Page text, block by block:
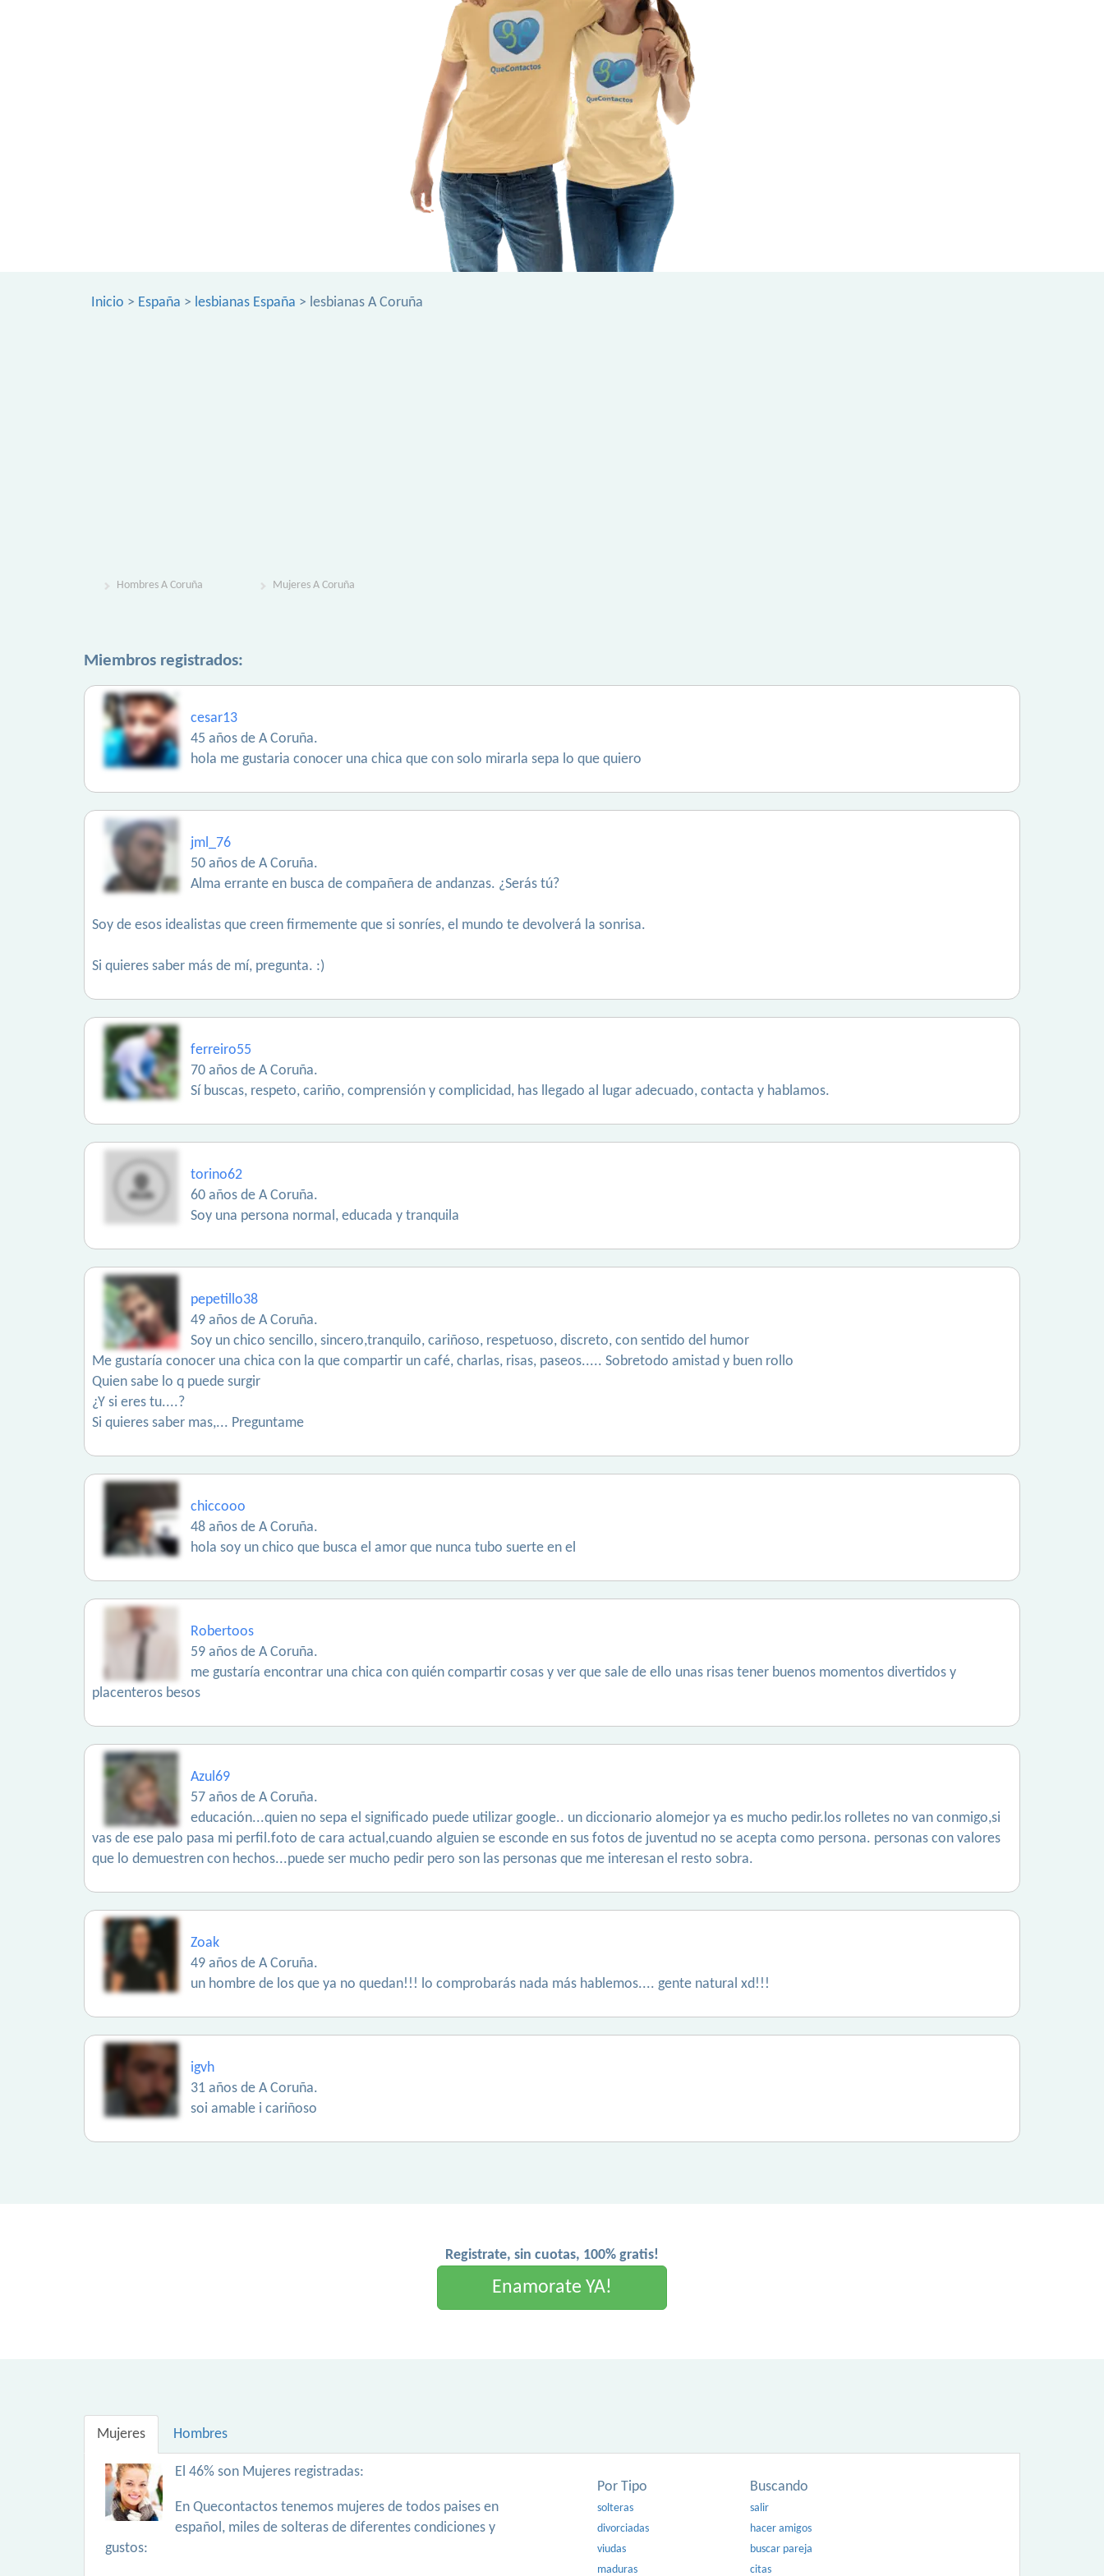
Inicio > España > lesbianas España > lesbianas A Coruña
Hombres A Coruña Mujeres A Coruña
Miembros registrados:
cesar13
45 años de A Coruña.
hola me gustaria conocer una chica que con solo mirarla sepa lo que quiero
jml_76
50 años de A Coruña.
Alma errante en busca de compañera de andanzas. ¿Serás tú?
Soy de esos idealistas que creen firmemente que si sonríes, el mundo te devolverá la sonrisa.
Si quieres saber más de mí, pregunta. :)
ferreiro55
70 años de A Coruña.
Sí buscas, respeto, cariño, comprensión y complicidad, has llegado al lugar adecuado, contacta y hablamos.
torino62
60 años de A Coruña.
Soy una persona normal, educada y tranquila
pepetillo38
49 años de A Coruña.
Soy un chico sencillo, sincero,tranquilo, cariñoso, respetuoso, discreto, con sentido del humor
Me gustaría conocer una chica con la que compartir un café, charlas, risas, paseos..... Sobretodo amistad y buen rollo
Quien sabe lo q puede surgir
¿Y si eres tu....?
Si quieres saber mas,... Preguntame
chiccooo
48 años de A Coruña.
hola soy un chico que busca el amor que nunca tubo suerte en el
Robertoos
59 años de A Coruña.
me gustaría encontrar una chica con quién compartir cosas y ver que sale de ello unas risas tener buenos momentos divertidos y
placenteros besos
Azul69
57 años de A Coruña.
educación...quien no sepa el significado puede utilizar google.. un diccionario alomejor ya es mucho pedir.los rolletes no van conmigo,si
vas de ese palo pasa mi perfil.foto de cara actual,cuando alguien se esconde en sus fotos de juventud no se acepta como persona. personas con valores
que lo demuestren con hechos...puede ser mucho pedir pero son las personas que me interesan el resto sobra.
Zoak
49 años de A Coruña.
un hombre de los que ya no quedan!!! lo comprobarás nada más hablemos.... gente natural xd!!!
igvh
31 años de A Coruña.
soi amable i cariñoso
Registrate, sin cuotas, 100% gratis!
Enamorate YA!
Mujeres Hombres
El 46% son Mujeres registradas:
En Quecontactos tenemos mujeres de todos paises en
español, miles de solteras de diferentes condiciones y
gustos:
Por Tipo
solteras
divorciadas
viudas
maduras
Buscando
salir
hacer amigos
buscar pareja
citas